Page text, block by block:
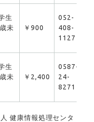
生
未
￥900
052-
408-
1127
生
未
￥2,400
0587-
24-
8271
健康情報処理センタ